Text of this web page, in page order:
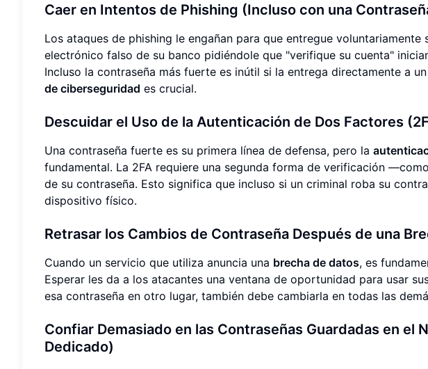
Caer en Intentos de Phishing (Incluso con una
Los ataques de phishing le engañan para que entregue
electrónico falso de su banco pidiéndole que "verifique su cuenta"
Incluso la contraseña más fuerte es inútil si la entrega directamente a
de ciberseguridad es crucial.
Descuidar el Uso de la Autenticación de Dos Factores
Una contraseña fuerte es su primera línea de defensa, pero la
fundamental. La 2FA requiere una segunda forma de verificación
de su contraseña. Esto significa que incluso si un criminal roba su
dispositivo físico.
Retrasar los Cambios de Contraseña Después de una
Cuando un servicio que utiliza anuncia una brecha de datos, es
Esperar les da a los atacantes una ventana de oportunidad para usar
esa contraseña en otro lugar, también debe cambiarla en todas las
Confiar Demasiado en las Contraseñas Guardadas en el
Dedicado)